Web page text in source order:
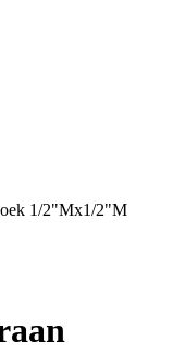
1/2"Mx1/2"M